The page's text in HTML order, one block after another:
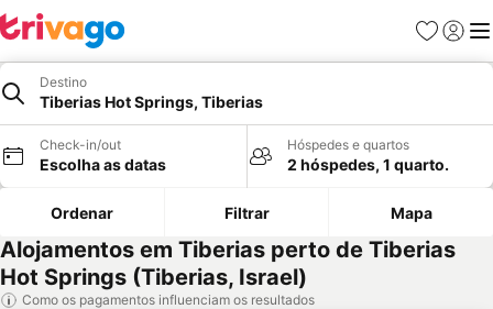
Favoritos
Iniciar
Destino
Tiberias Hot Springs, Tiberias
Check-in/out
Escolha as datas
Hóspedes e quartos
2 hóspedes, 1 quarto.
Ordenar Filtrar Mapa
Alojamentos em Tiberias perto de Tiberias
Hot Springs (Tiberias, Israel)
Como os pagamentos influenciam os resultados